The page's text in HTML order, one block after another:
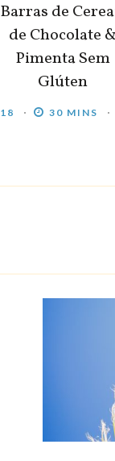
Barras de
de Chocolate &
Pimenta Sem
Glúten
18 30 MINS